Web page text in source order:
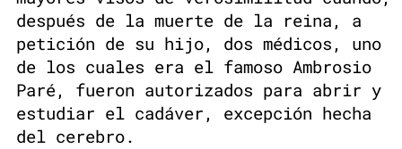
después de la muerte de la reina, a
petición de su hijo, dos médicos, uno
de los cuales era el famoso Ambrosio
Paré, fueron autorizados para abrir y
estudiar el cadáver, excepción hecha
del cerebro.